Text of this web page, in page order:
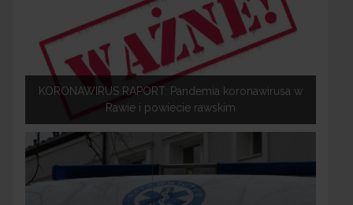
KORONAWIRUS RAPORT: Pandemia koronawirusa w
Rawie i powiecie rawskim